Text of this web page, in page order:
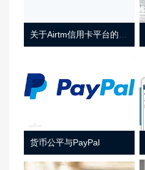
货币公平与PayPal